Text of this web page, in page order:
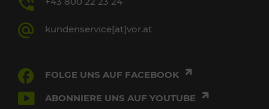
kundenservice[at]vor.at
FOLGE UNS AUF FACEBOOK
ABONNIERE UNS AUF YOUTUBE